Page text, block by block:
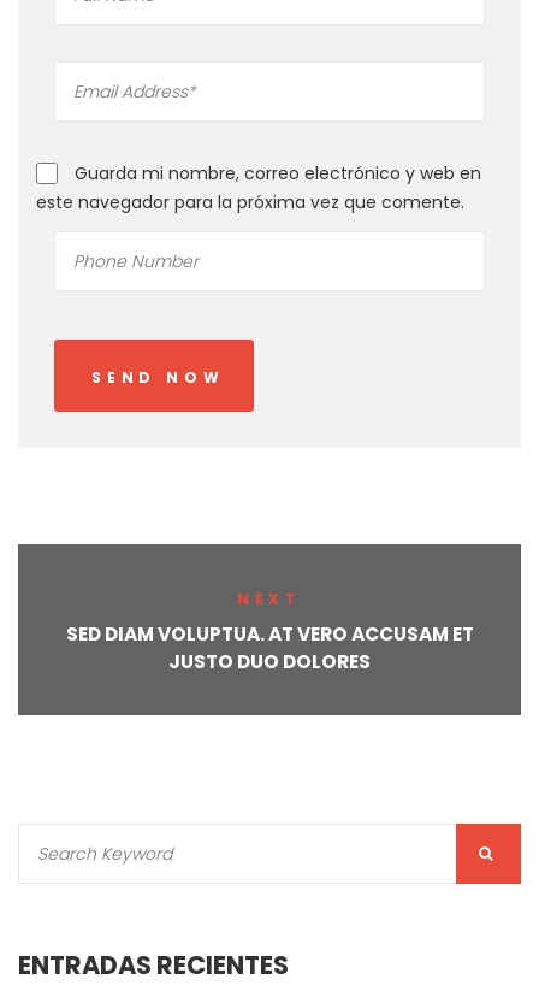
Guarda mi nombre, correo electrónico y web en
este navegador para la próxima vez que comente.
NEXT
SED DIAM VOLUPTUA. AT VERO ACCUSAM ET
JUSTO DUO DOLORES
ENTRADAS RECIENTES